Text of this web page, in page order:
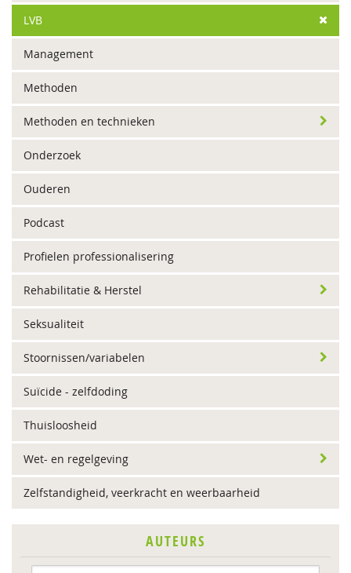
LVB
Management
Methoden
Methoden en technieken
Onderzoek
Ouderen
Podcast
Profielen professionalisering
Rehabilitatie & Herstel
Seksualiteit
Stoornissen/variabelen
Suïcide - zelfdoding
Thuisloosheid
Wet- en regelgeving
Zelfstandigheid, veerkracht en weerbaarheid
AUTEURS